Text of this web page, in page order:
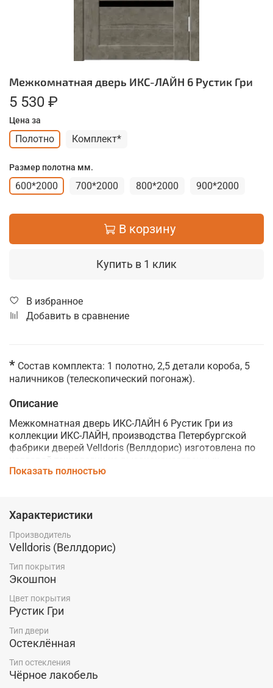
Межкомнатная дверь ИКС-ЛАЙН 6 Рустик Гри
5 530 ₽
Цена за
Полотно Комплект*
Размер полотна мм.
600*2000 700*2000 800*2000 900*2000
В корзину
Купить в 1 клик
В избранное
Добавить в сравнение
* Состав комплекта: 1 полотно, 2,5 детали короба, 5
наличников (телескопический погонаж).
Описание
Межкомнатная дверь ИКС-ЛАЙН 6 Рустик Гри из
коллекции ИКС-ЛАЙН, производства Петербургской
фабрики дверей Velldoris (Веллдорис) изготовлена по
царговой технологии из высококачественных,
современных материалов.
идеальным выбором для любого помещения.
Стекло Чёрное лакобель придает модели элегантность
и стиль.
Телескопический тип погонажа обеспечивает простоту
установки.
Купить межкомнатную дверь ИКС-ЛАЙН 6 Рустик Гри
от фабрики дверей
производителя со склада в Красноярске Вы можете в
магазине компании "Ярдеко".
Показать полностью
Характеристики
Производитель
Velldoris (Веллдорис)
Тип покрытия
Экошпон
Цвет покрытия
Рустик Гри
Тип двери
Остеклённая
Тип остекления
Чёрное лакобель